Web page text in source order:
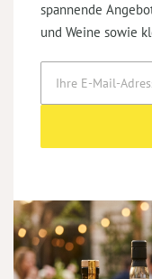
spannende
und Weine sowie